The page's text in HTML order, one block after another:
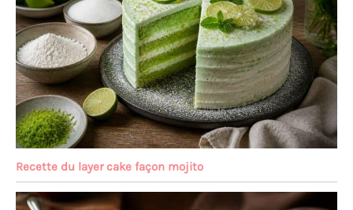
Recette du layer cake façon mojito